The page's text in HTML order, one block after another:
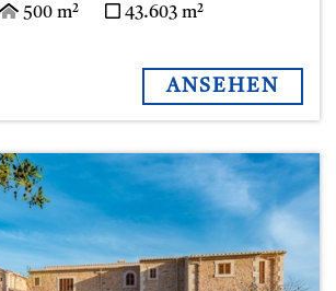
500 m² 43.603 m²
ANSEHEN